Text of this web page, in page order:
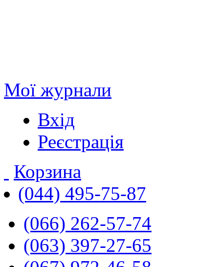
Мої журнали
Вхід
Реєстрація
Корзина
(044) 495-75-87
(066) 262-57-74
(063) 397-27-65